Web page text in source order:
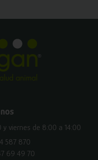
y viernes de 8:00 a 14:00
587 870
69 49 70